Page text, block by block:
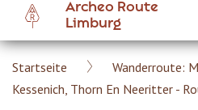
main
content
Archeo Route
Limburg
Breadcrumb
Startseite
Wanderroute:
Kessenich, Thorn En Neeritter -